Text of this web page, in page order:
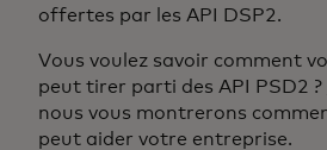
offertes par les API DSP2.
Vous voulez savoir comment
peut tirer parti des API PSD2 ?
nous vous montrerons
peut aider votre entreprise.